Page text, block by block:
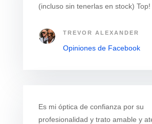
(incluso sin tenerlas en stock) Top!
TREVOR ALEXANDER
Opiniones de Facebook
Es mi óptica de confianza por su
profesionalidad y trato amable y